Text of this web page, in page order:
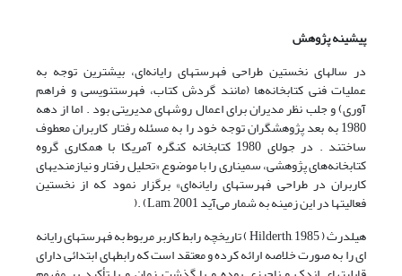
پیشینه پژوهش
در سالهای نخستین طراحی فهرستهای رایانه‌ای، بیشترین توجه به
عملیات فنی کتابخانه‌ها (مانند گردش کتاب، فهرستنویسی و فراهم
آوری) و جلب نظر مدیران برای اعمال روشهای مدیریتی بود . اما از دهه
1980 به بعد پژوهشگران توجه خود را به مسئله رفتار کاربران معطوف
ساختند . در جولای 1980 کتابخانه کنگره آمریکا با همکاری گروه
کتابخانه‌های پژوهشی، سمیناری را با موضوع «تحلیل رفتار و نیازمندیهای
کاربران در طراحی فهرستهای رایانه‌ای» برگزار نمود که از نخستین
فعالیتها در این زمینه به شمار می‌آید Lam, 2001) .(
هیلدرث ( Hilderth, 1985 ) تاریخچه رابط کاربر مربوط به فهرستهای رایانه
ای را به صورت خلاصه ارائه کرده و معتقد است که رابطهای ابتدائی دارای